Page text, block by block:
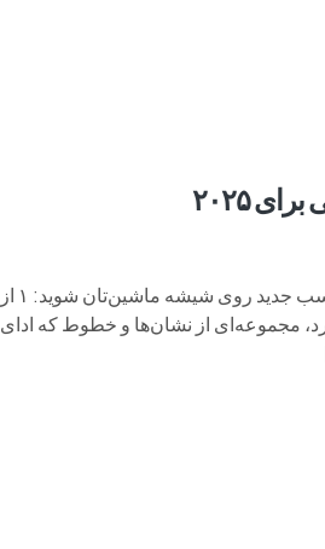
۲۰۲۵
خب، طرفداران فورد موستانگ در نمایشگاه‌های خودرو، آماده‌ی فخر فروشی با برچسب جدید روی شیشه ماشین‌تان شوید: ۱ از
مجموعه‌ای از نشان‌ها و خطوط که ادای